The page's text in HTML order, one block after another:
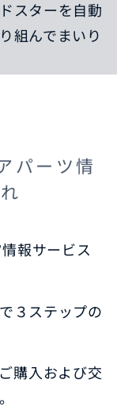
スターを自動
組んでまいり
パーツ情
報サービス
３ステップの
購入および交